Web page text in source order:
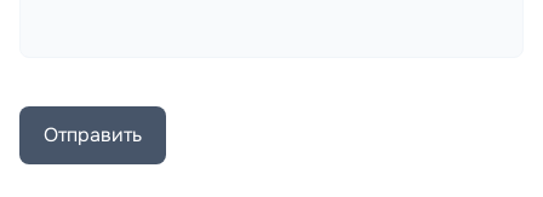
Отправить